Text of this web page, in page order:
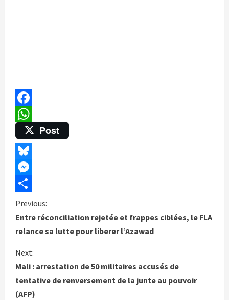
Facebook
WhatsApp
Post
Bluesky
Messenger
Partager
C
o
n
t
i
n
Previous:
Entre réconciliation rejetée et frappes ciblées, le FLA
relance sa lutte pour liberer l’Azawad
Next:
Mali : arrestation de 50 militaires accusés de
tentative de renversement de la junte au pouvoir
(AFP)